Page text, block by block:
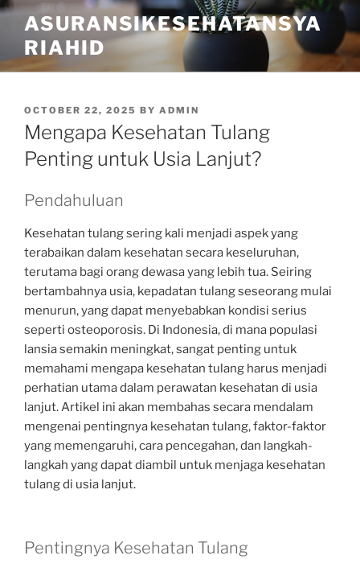
Skip
content
ASURANSIKESEHATANSYA
RIAHID
POSTED
ON
OCTOBER 22, 2025 BY ADMIN
Mengapa Kesehatan Tulang
Penting untuk Usia Lanjut?
Pendahuluan
Kesehatan tulang sering kali menjadi aspek yang
terabaikan dalam kesehatan secara keseluruhan,
terutama bagi orang dewasa yang lebih tua. Seiring
bertambahnya usia, kepadatan tulang seseorang mulai
menurun, yang dapat menyebabkan kondisi serius
seperti osteoporosis. Di Indonesia, di mana populasi
lansia semakin meningkat, sangat penting untuk
memahami mengapa kesehatan tulang harus menjadi
perhatian utama dalam perawatan kesehatan di usia
lanjut. Artikel ini akan membahas secara mendalam
mengenai pentingnya kesehatan tulang, faktor-faktor
yang memengaruhi, cara pencegahan, dan langkah-
langkah yang dapat diambil untuk menjaga kesehatan
tulang di usia lanjut.
Pentingnya Kesehatan Tulang